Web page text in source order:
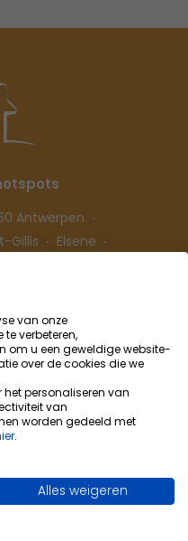
Antwerpen
Gillis
Elsene
Privacybeleid
Gebruiksvoorwaarden
van onze
te verbeteren,
om u een geweldige website-
over de cookies die we
personaliseren van
van
worden gedeeld met
.
Alles weigeren